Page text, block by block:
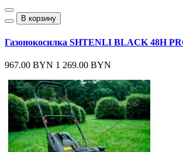
В корзину
Газонокосилка SHTENLI BLACK 48H
967.00 BYN 1 269.00 BYN